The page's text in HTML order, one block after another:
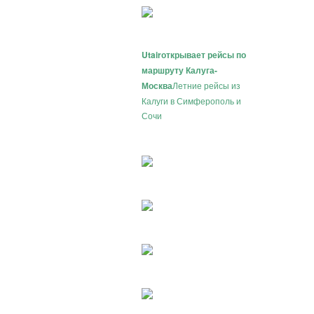
Utairоткрывает рейсы по
маршруту Калуга-
МоскваЛетние рейсы из
Калуги в Симферополь и
Сочи